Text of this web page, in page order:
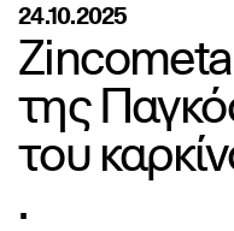
24.10.2025
της
του
.